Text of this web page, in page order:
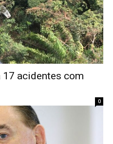
acidentes com
0